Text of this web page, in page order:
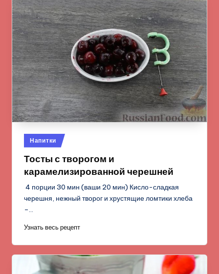
Опубликовано
в
Напитки
Тосты с творогом и
карамелизированной черешней
4 порции 30 мин (ваши 20 мин) Кисло-сладкая
черешня, нежный творог и хрустящие ломтики хлеба
–…
Узнать весь рецепт